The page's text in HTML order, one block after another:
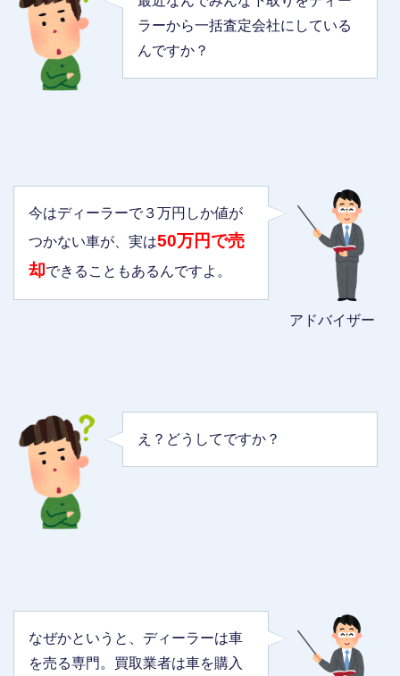
ラーから一括査定会社にしている
んですか？
アドバイザー
今はディーラーで３万円しか値が
つかない車が、実は50万円で売
却できることもあるんですよ。
え？どうしてですか？
なぜかというと、ディーラーは車
を売る専門。買取業者は車を購入